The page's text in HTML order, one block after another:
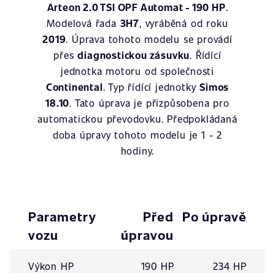
Arteon 2.0 TSI OPF Automat - 190 HP.
Modelová řada 3H7, vyráběná od roku
2019. Úprava tohoto modelu se provádí
přesdiagnostickou zásuvku. Řídící
jednotka motoru od společnosti
Continental. Typ řídící jednotkySimos
18.10. Tato úprava je přizpůsobena pro
automatickou převodovku. Předpokládaná
doba úpravy tohoto modelu je 1 - 2
hodiny.
Parametry
vozu
Před
úpravou
Po úpravě
Výkon HP 190 HP 234 HP